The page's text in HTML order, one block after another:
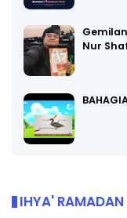
Nur
IHYA' RAMADAN